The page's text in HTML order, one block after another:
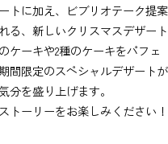
トに加え、ビブリオテーク提案
る、新しいクリスマスデザート
ケーキや2種のケーキをパフェ
間限定のスペシャルデザートが
分を盛り上げます。
トーリーをお楽しみください！